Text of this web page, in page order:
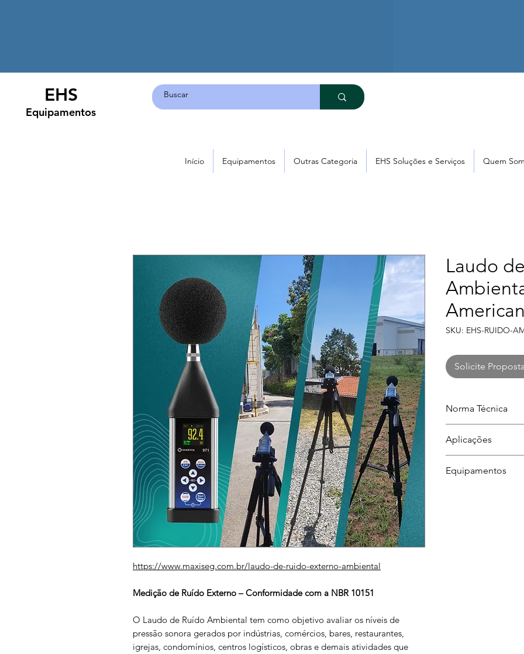
EHS
Equipamentos
Início Equipamentos Outras Categoria EHS Soluções e Serviços Quem
https://www.maxiseg.com.br/laudo-de-ruido-externo-ambiental
Medição de Ruído Externo – Conformidade com a NBR 10151
O Laudo de Ruído Ambiental tem como objetivo avaliar os níveis de
pressão sonora gerados por indústrias, comércios, bares, restaurantes,
igrejas, condomínios, centros logísticos, obras e demais atividades que
Laudo
SKU: EHS-RUIDO-
Solicite
Norma Técnica
Aplicações
vizinhança e
Equipamentos